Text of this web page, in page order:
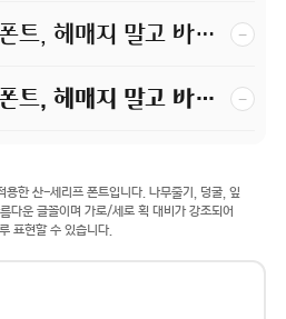
당신이 찾던 그 폰트, 헤매지 말고 바로 폰코! −
당신이 찾던 그 폰트, 헤매지 말고 바로 폰코! −
용한 산-세리프 폰트입니다. 나무줄기, 덩굴, 잎
다운 글꼴이며 가로/세로 획 대비가 강조되어
표현할 수 있습니다.